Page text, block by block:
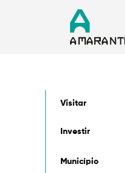
Visitar
Investir
Município